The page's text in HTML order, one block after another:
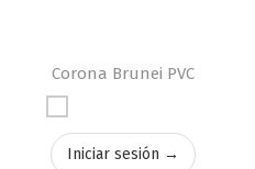
Corona Brunei PVC
Iniciar sesión →